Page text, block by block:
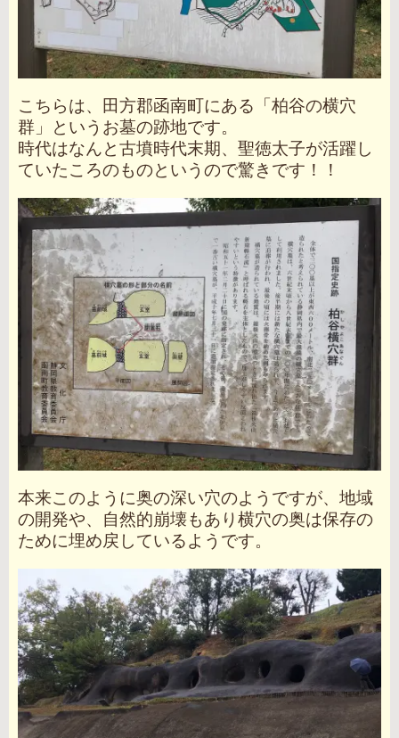
こちらは、田方郡函南町にある「柏谷の横穴
群」というお墓の跡地です。
時代はなんと古墳時代末期、聖徳太子が活躍し
ていたころのものというので驚きです！！
本来このように奥の深い穴のようですが、地域
の開発や、自然的崩壊もあり横穴の奥は保存の
ために埋め戻しているようです。